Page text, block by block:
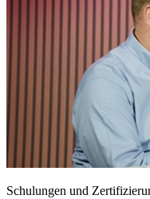
Schulungen und